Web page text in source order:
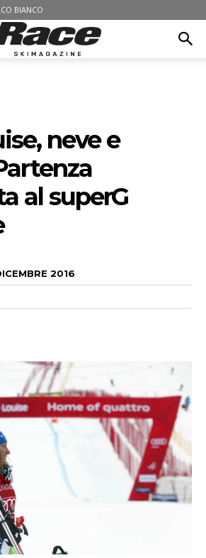
BIANCO
neve e
al superG
2016